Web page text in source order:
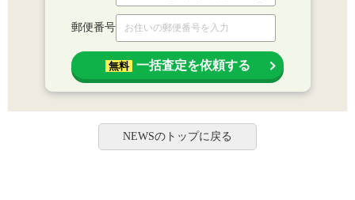
郵便番号
無料 一括査定を依頼する
NEWSのトップに戻る